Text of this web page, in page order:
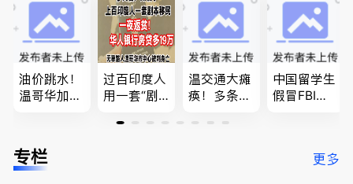
油价跳水！
温哥华加油
低；免费狂
送50万磅蔬
过百印度人
用一套“剧
官：太假
温交通大瘫
痪！多条主
底；做顿饭
中国留学生
假冒FBI上
夫妻住进殡
专栏 更多